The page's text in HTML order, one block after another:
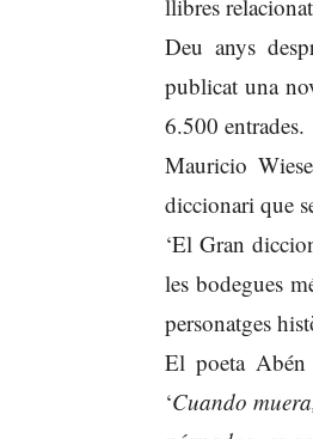
llibres
Deu anys
publicat una
6.500 entrades.
Mauricio
diccionari que
‘El Gran
les bodegues
personatges
El poeta
‘Cuando